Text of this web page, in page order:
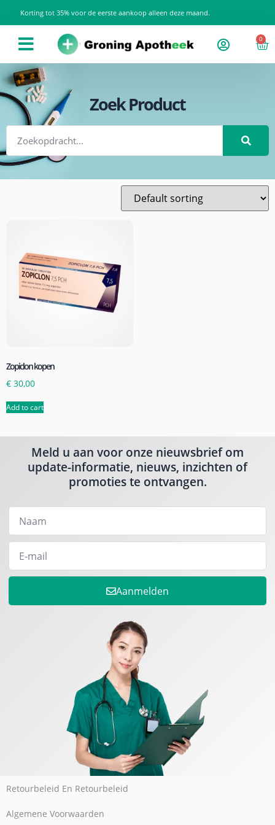
Korting tot 35% voor de eerste aankoop alleen deze maand.
0
Zoek Product
Zopiclon kopen
€ 30,00
Add to cart
Meld u aan voor onze nieuwsbrief om
update-informatie, nieuws, inzichten of
promoties te ontvangen.
Aanmelden
Retourbeleid En Retourbeleid
Algemene Voorwaarden